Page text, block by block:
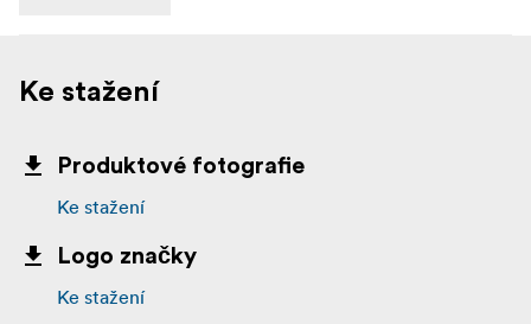
Ke stažení
Produktové fotografie
Ke stažení
Logo značky
Ke stažení